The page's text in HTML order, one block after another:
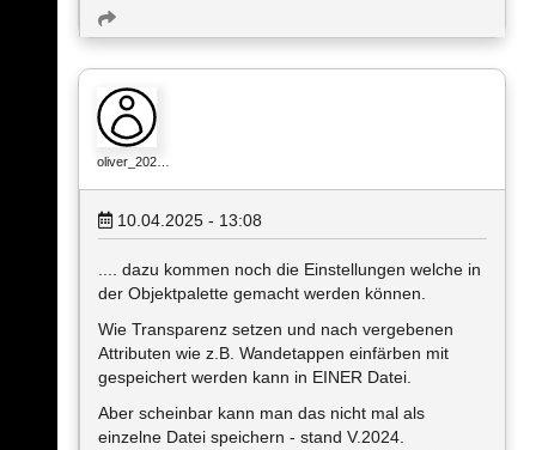
oliver_202…
10.04.2025 - 13:08
.... dazu kommen noch die Einstellungen welche in
der Objektpalette gemacht werden können.
Wie Transparenz setzen und nach vergebenen
Attributen wie z.B. Wandetappen einfärben mit
gespeichert werden kann in EINER Datei.
Aber scheinbar kann man das nicht mal als
einzelne Datei speichern - stand V.2024.